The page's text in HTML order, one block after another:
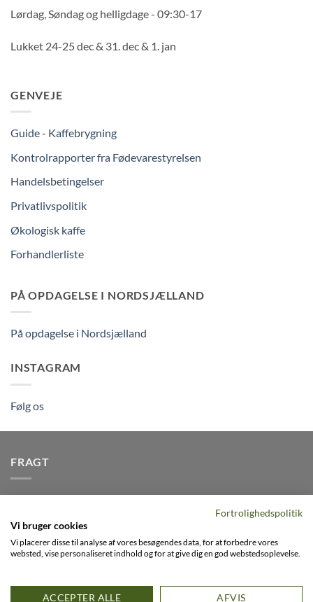
Lørdag, Søndag og helligdage - 09:30-17
Lukket 24-25 dec & 31. dec & 1. jan
GENVEJE
Guide - Kaffebrygning
Kontrolrapporter fra Fødevarestyrelsen
Handelsbetingelser
Privatlivspolitik
Økologisk kaffe
Forhandlerliste
PÅ OPDAGELSE I NORDSJÆLLAND
På opdagelse i Nordsjælland
INSTAGRAM
Følg os
FRAGT
på alle pakker - Husk der er fri
levering på alle ordre over DKK395
Visa PayPal Stripe MasterCard
Cash
Fortrolighedspolitik
Vi bruger cookies
Vi placerer disse til analyse af vores besøgendes data, for at forbedre vores
websted, vise personaliseret indhold og for at give dig en god webstedsoplevelse.
ACCEPTER ALLE AFVIS